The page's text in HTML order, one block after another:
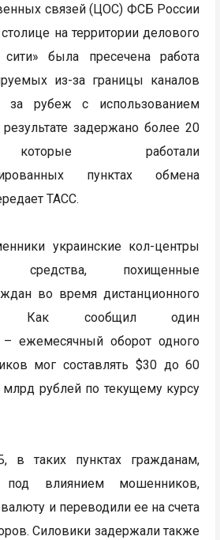
связей (ЦОС) ФСБ России
на территории делового
была пресечена работа
из-за границы каналов
за рубеж с использованием
задержано более 20
работали
пунктах обмена
ТАСС.
украинские кол-центры
средства, похищенные
во время дистанционного
Как сообщил один
ежемесячный оборот одного
мог составлять $30 до 60
рублей по текущему курсу
таких пунктах гражданам,
влиянием мошенников,
и переводили ее на счета
Силовики задержали также